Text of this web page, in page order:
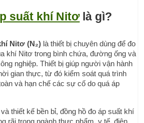
suất khí Nitơ là gì?
Nitơ (N₂) là thiết bị chuyên dùng để đo
khí Nitơ trong bình chứa, đường ống và
nghiệp. Thiết bị giúp người vận hành
gian thực, từ đó kiểm soát quá trình
và hạn chế các sự cố do quá áp
thiết kế bền bỉ, đồng hồ đo áp suất khí